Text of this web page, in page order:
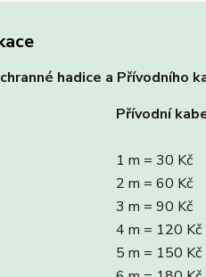
hadice a Přívodního
Přívodní
1 m = 30 Kč
2 m = 60 Kč
3 m = 90 Kč
4 m = 120 Kč
5 m = 150 Kč